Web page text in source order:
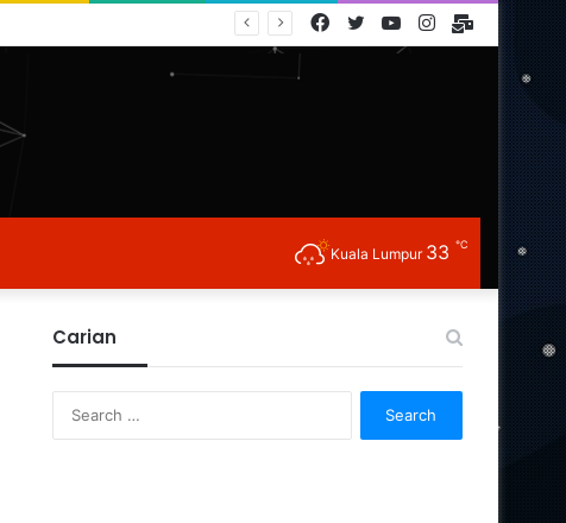
E-
Mail
Instagram
YouTube
Twitter
Facebook
Kuala Lumpur 33 ℃
Carian